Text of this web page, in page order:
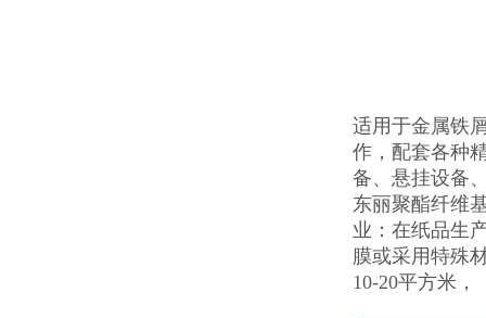
适用于金属铁
作，配套各种
备、悬挂设备
东丽聚酯纤维
业：在纸品生
膜或采用特殊
10-20平方米，